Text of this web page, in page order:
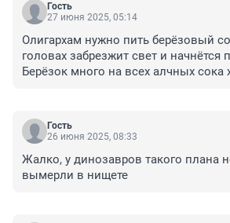
Гость
27 июня 2025, 05:14
Олигархам нужно пить берёзовый
головах забрезжит свет и начнётся
Берёзок много на всех алчных сока
Гость
26 июня 2025, 08:33
Жалко, у динозавров такого плана
вымерли в нищете